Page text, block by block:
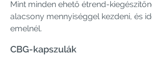
Mint minden ehető étrend-
alacsony mennyiséggel kezdeni, és
emelnél.
CBG-kapszulák